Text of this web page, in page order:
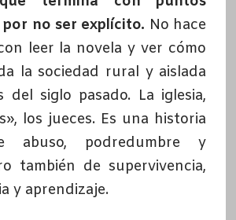
por no ser explícito. No hace
leer la novela y ver cómo
la sociedad rural y aislada
del siglo pasado. La iglesia,
los jueces. Es una historia
abuso, podredumbre y
también de supervivencia,
y aprendizaje.